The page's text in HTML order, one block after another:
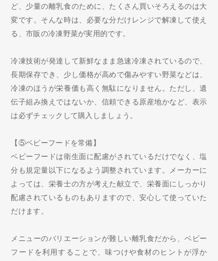
ど、少量の離乳食のために、たくさん買いそろえるのは大
変です。そんな時は、必要な分だけレンジで解凍して使え
る、市販の冷凍野菜が実用的です。
冷凍技術が発達して新鮮なまま急速冷凍されているので、
長期保存でき、少し価格が高めで傷みやすい野菜などは、
冷凍のほうが栄養価も高く無駄になりません。ただし、遺
伝子組み換えではないか、信頼できる原産地かなど、表示
は必ずチェックして購入しましょう。
【⑤ベビーフードを常備】
ベビーフードは衛生面に配慮がされているだけでなく、塩
分も規定量以下になるよう調整されています。メーカーに
よっては、栄養士の方が考えた献立で、栄養面にしっかり
配慮されているものもありますので、安心して使っていた
だけます。
メニューのバリエーションが難しい離乳食だから、ベビー
フードを利用することで、味つけや食材のヒントが浮か